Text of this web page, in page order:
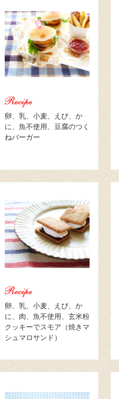
卵、乳、小麦、えび、か
に、魚不使用、豆腐のつく
ねバーガー
卵、乳、小麦、えび、か
に、肉、魚不使用、玄米粉
クッキーでスモア（焼きマ
シュマロサンド）